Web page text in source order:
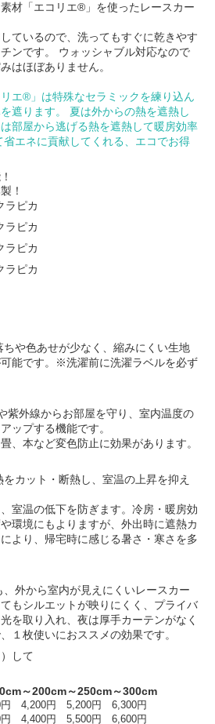
材「エコリエ®」を使ったレースカー
ているので、洗ってもすぐに乾きやす
ンです。 ウォッシャブル対応なので
はほぼありません。
エ®」は特殊なセラミックを練り込ん
遮ります。 夏は外からの熱を遮熱し
部屋から逃げる熱を遮熱して暖房効率
エネに貢献してくれる、エコでお得
！
ちや色あせが少なく、縮みにくい生地
能です。※洗濯前に洗濯ラベルを必ず
紫外線からお部屋を守り、室内温度の
ップする機能です。
、本など変色防止に効果があります。
カット・断熱し、室温の上昇を抑え
室温の低下を防ぎます。冷房・暖房効
環境にもよりますが、外出時に遮熱カ
より、帰宅時に感じる暑さ・寒さを多
、外から室内が見えにくいレースカー
もシルエットが映りにくく、プライバ
を取り入れ、夜は厚手カーテンがなく
１枚使いにおススメの効果です。
して
～200cm～250cm～300cm
4,200円 5,200円 6,300円
4,400円 5,500円 6,600円